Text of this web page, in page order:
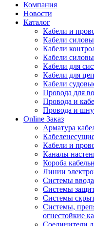
Компания
Новости
Каталог
Кабели и
Кабели
Кабели
Кабели
Кабели для
Кабели для
Кабели
Провода для
Провода и
Провода и
Online Заказ
Арматура
Кабели и
Каналы
Короба
Линии
Системы
Системы
Системы
Системы,
огнестойкие
Соединители